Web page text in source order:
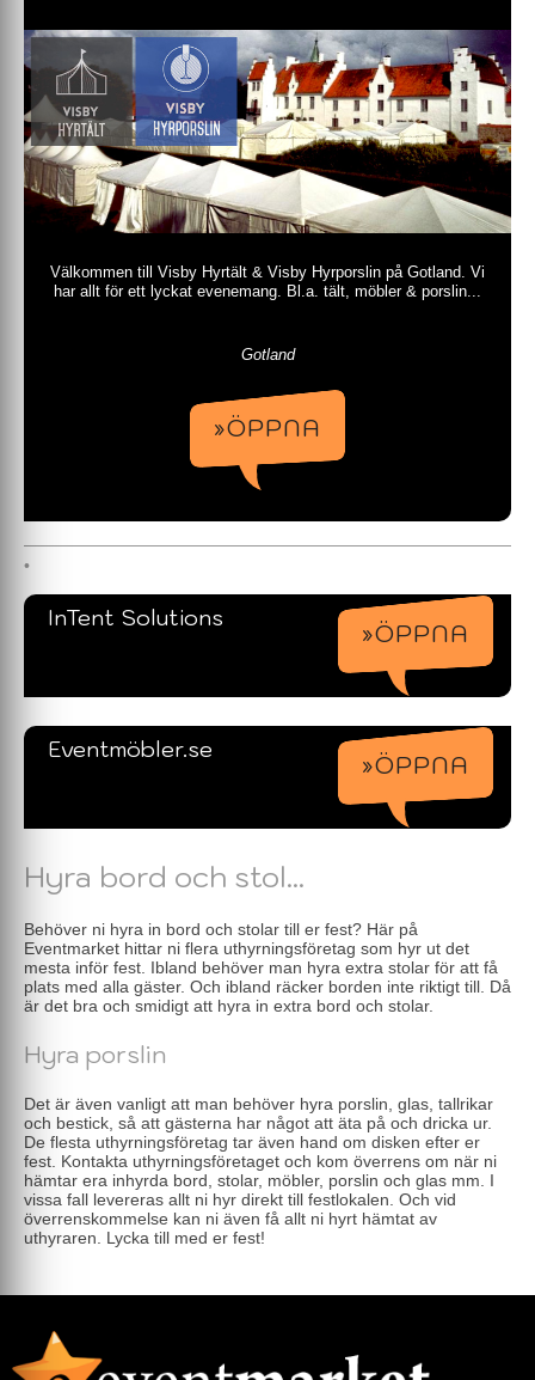
Välkommen till Visby Hyrtält & Visby Hyrporslin på Gotland. Vi
har allt för ett lyckat evenemang. Bl.a. tält, möbler & porslin...
Gotland
»ÖPPNA
InTent Solutions
»ÖPPNA
Eventmöbler.se
»ÖPPNA
Hyra bord och stol...
Behöver ni hyra in bord och stolar till er fest? Här på
Eventmarket hittar ni flera uthyrningsföretag som hyr ut det
mesta inför fest. Ibland behöver man hyra extra stolar för att få
plats med alla gäster. Och ibland räcker borden inte riktigt till. Då
är det bra och smidigt att hyra in extra bord och stolar.
Hyra porslin
Det är även vanligt att man behöver hyra porslin, glas, tallrikar
och bestick, så att gästerna har något att äta på och dricka ur.
De flesta uthyrningsföretag tar även hand om disken efter er
fest. Kontakta uthyrningsföretaget och kom överrens om när ni
hämtar era inhyrda bord, stolar, möbler, porslin och glas mm. I
vissa fall levereras allt ni hyr direkt till festlokalen. Och vid
överrenskommelse kan ni även få allt ni hyrt hämtat av
uthyraren. Lycka till med er fest!